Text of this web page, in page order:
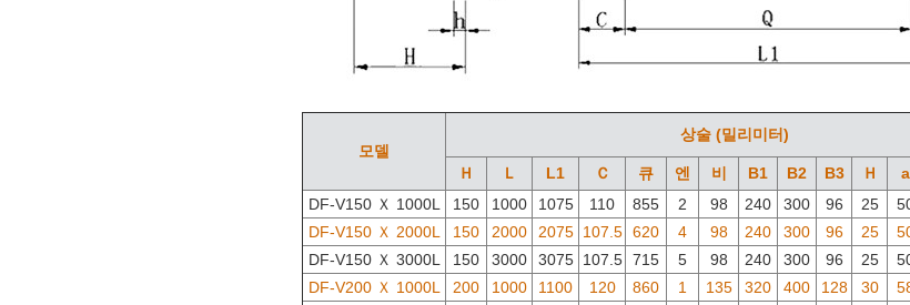
모델
상술 (밀리미터)
Ｈ Ｌ L1 Ｃ 큐 엔 비 B1 B2 B3 Ｈ a
DF-V150 Ｘ 1000L
150 1000 1075 110 855 2 98 240 300 96 25
DF-V150 Ｘ 2000L
150 2000 2075 107.5 620 4 98 240 300 96 25
DF-V150 Ｘ 3000L
150 3000 3075 107.5 715 5 98 240 300 96 25
DF-V200 Ｘ 1000L
200 1000 1100 120 860 1 135 320 400 128 30